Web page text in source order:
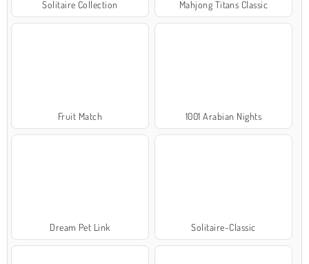
Solitaire Collection Mahjong Titans Classic
Fruit Match 1001 Arabian Nights
Dream Pet Link Solitaire-Classic